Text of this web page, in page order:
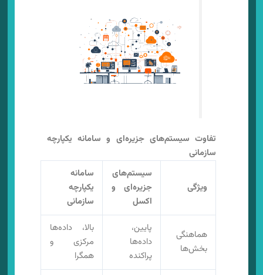
تفاوت سیستم‌های جزیره‌ای و سامانه یکپارچه
سازمانی
ویژگی
سیستم‌های
جزیره‌ای و
اکسل
سامانه
یکپارچه
سازمانی
هماهنگی
بخش‌ها
پایین،
داده‌ها
پراکنده
بالا، داده‌ها
مرکزی و
همگرا